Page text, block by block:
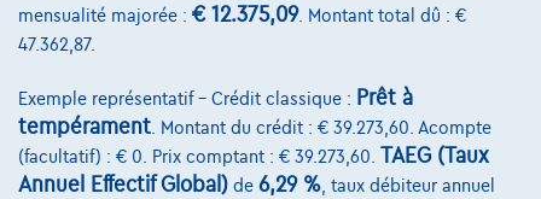
mensualité majorée : € 12.375,09. Montant total dû : €
47.362,87.
Exemple représentatif – Crédit classique : Prêt à
tempérament . Montant du crédit : € 39.273,60. Acompte
(facultatif) : € 0. Prix comptant : € 39.273,60. TAEG (Taux
Annuel Effectif Global) de 6,29 % , taux débiteur annuel
Notre équipe
@2024 TCS Mobility SA/NV Copyright